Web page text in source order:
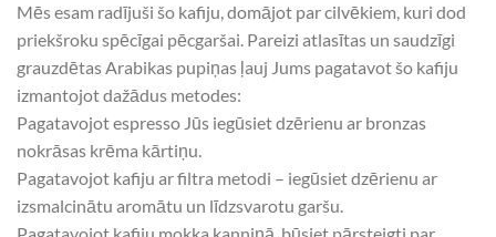
Mēs esam radījuši šo kafiju, domājot par cilvēkiem, kuri dod
priekšroku spēcīgai pēcgaršai. Pareizi atlasītas un saudzīgi
grauzdētas Arabikas pupiņas ļauj Jums pagatavot šo kafiju
izmantojot dažādus metodes:
Pagatavojot espresso Jūs iegūsiet dzērienu ar bronzas
nokrāsas krēma kārtiņu.
Pagatavojot kafiju ar filtra metodi – iegūsiet dzērienu ar
izsmalcinātu aromātu un līdzsvarotu garšu.